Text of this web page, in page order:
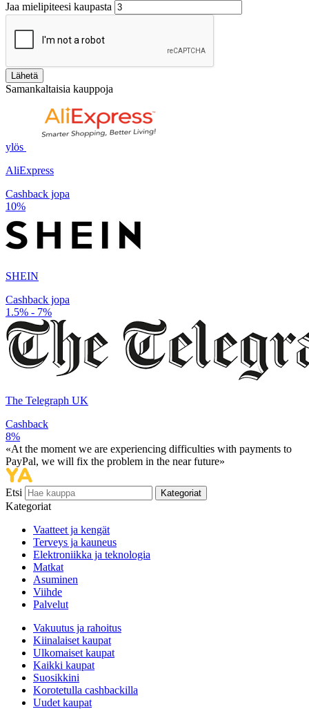
Jaa mielipiteesi kaupasta
Lähetä
Samankaltaisia kauppoja
ylös
AliExpress
Cashback jopa
10%
SHEIN
Cashback jopa
1.5% - 7%
The Telegraph UK
Cashback
8%
«At the moment we are experiencing difficulties with payments to
PayPal, we will fix the problem in the near future»
Etsi Kategoriat
Kategoriat
Vaatteet ja kengät
Terveys ja kauneus
Elektroniikka ja teknologia
Matkat
Asuminen
Viihde
Palvelut
Vakuutus ja rahoitus
Kiinalaiset kaupat
Ulkomaiset kaupat
Kaikki kaupat
Suosikkini
Korotetulla cashbackilla
Uudet kaupat